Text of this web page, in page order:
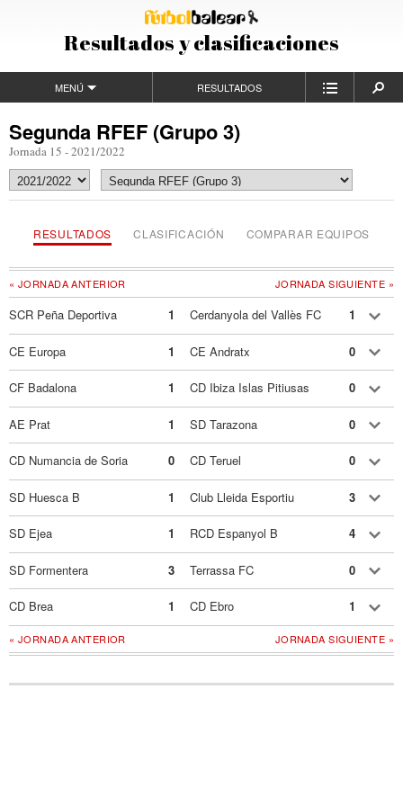
Resultados y clasificaciones
MENÚ RESULTADOS
Segunda RFEF (Grupo 3)
Jornada 15 - 2021/2022
RESULTADOS CLASIFICACIÓN COMPARAR EQUIPOS
JORNADA SIGUIENTE »
« JORNADA ANTERIOR
SCR Peña Deportiva 1 Cerdanyola del Vallès FC 1
CE Europa 1 CE Andratx 0
CF Badalona 1 CD Ibiza Islas Pitiusas 0
AE Prat 1 SD Tarazona 0
CD Numancia de Soria 0 CD Teruel 0
SD Huesca B 1 Club Lleida Esportiu 3
SD Ejea 1 RCD Espanyol B 4
SD Formentera 3 Terrassa FC 0
CD Brea 1 CD Ebro 1
JORNADA SIGUIENTE »
« JORNADA ANTERIOR